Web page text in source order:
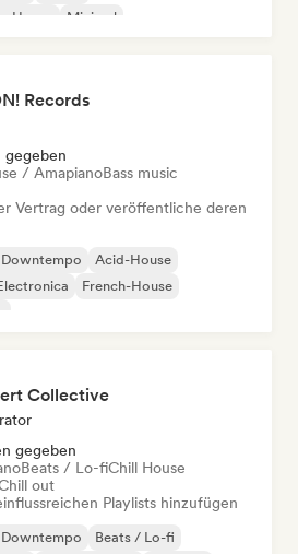
House
Minimal
Records
/ AmapianoBass music
Vertrag oder veröffentliche deren
Acid-House
French-House
Collective
gegeben
Beats / Lo-fiChill House
out
Playlists hinzufügen
Beats / Lo-fi